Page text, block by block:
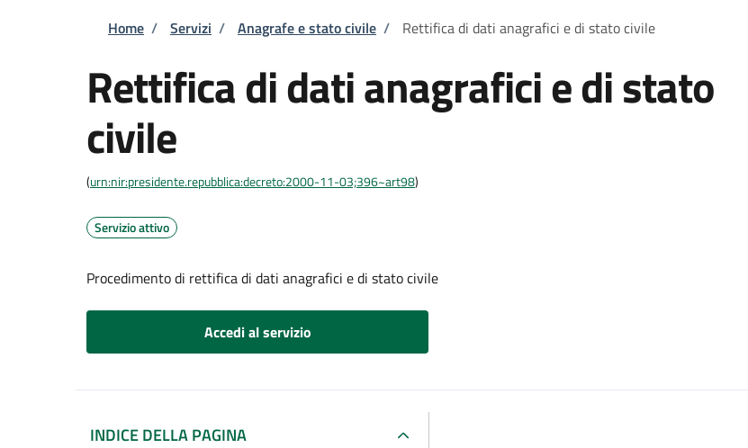
Briciole di pane
Home / Servizi / Anagrafe e stato civile / Rettifica di dati anagrafici e di stato civile
Rettifica di dati anagrafici e di stato
civile
(urn:nir:presidente.repubblica:decreto:2000-11-03;396~art98)
Servizio attivo
Procedimento di rettifica di dati anagrafici e di stato civile
Accedi al servizio
INDICE DELLA PAGINA